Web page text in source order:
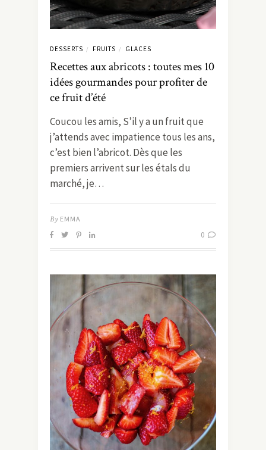
DESSERTS / FRUITS / GLACES
Recettes aux abricots : toutes mes 10
idées gourmandes pour profiter de
ce fruit d’été
Coucou les amis, S’il y a un fruit que
j’attends avec impatience tous les ans,
c’est bien l’abricot. Dès que les
premiers arrivent sur les étals du
marché, je…
By EMMA
0